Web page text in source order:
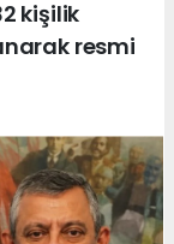
kişilik
resmi